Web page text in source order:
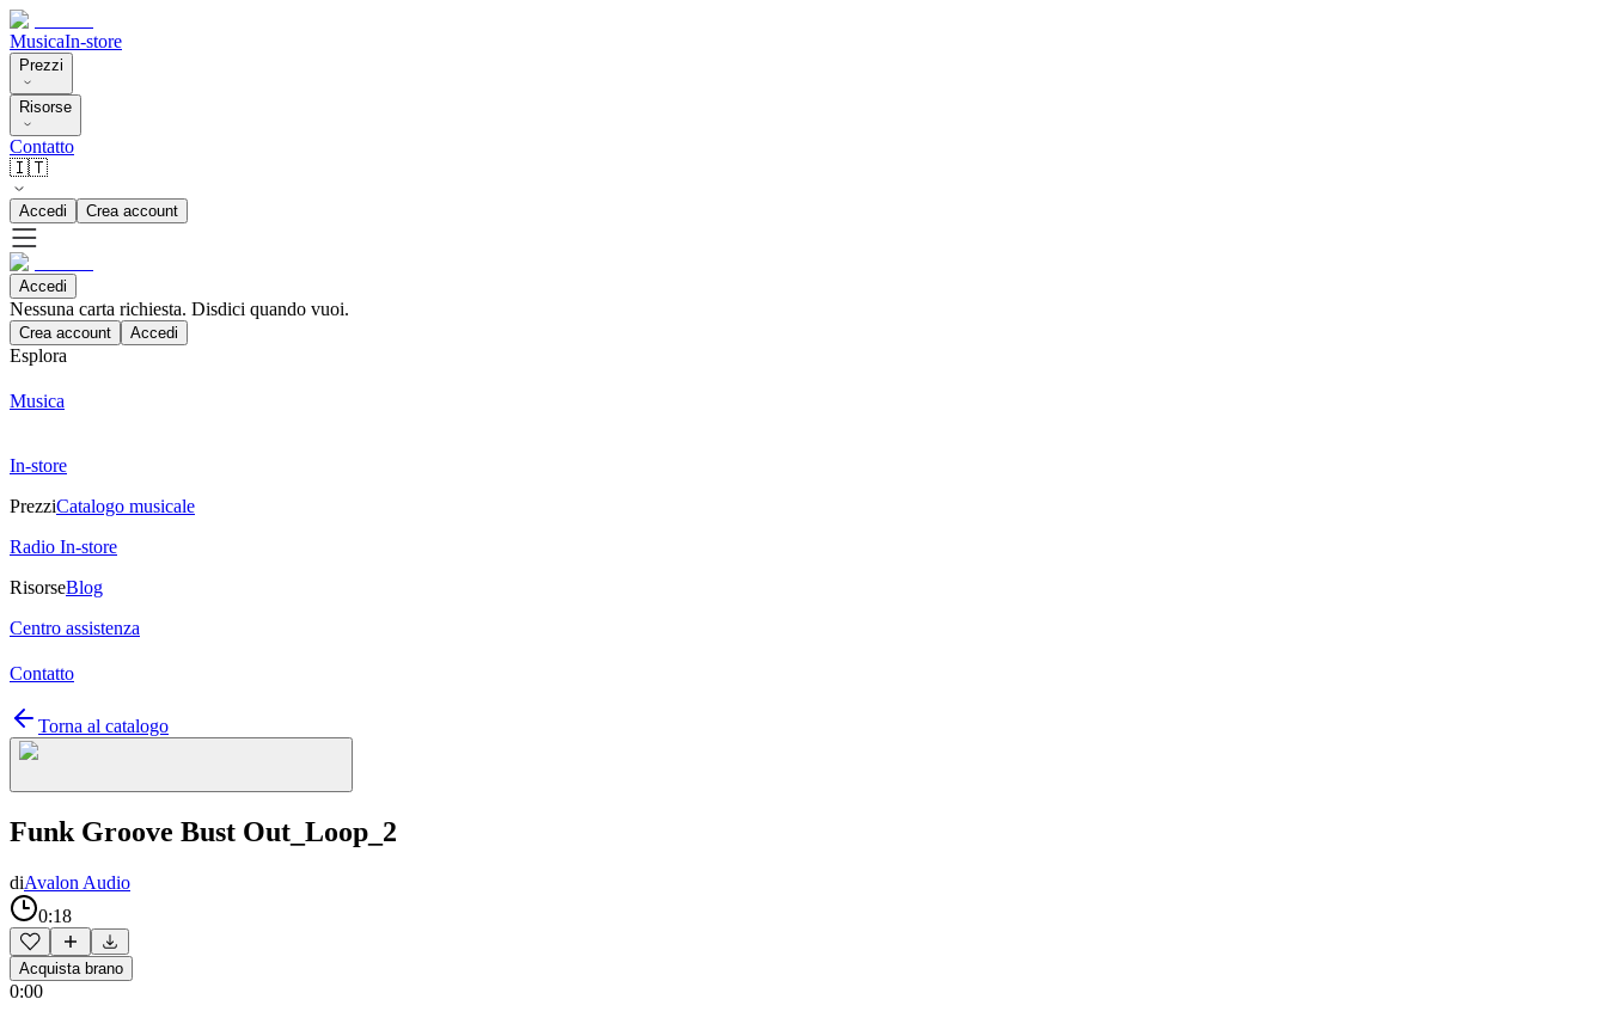
MusicaIn-store
Prezzi
Risorse
Contatto
🇮🇹
Accedi Crea account
Accedi
Nessuna carta richiesta. Disdici quando vuoi.
Crea account Accedi
Esplora
Musica
In-store
PrezziCatalogo musicale
Radio In-store
RisorseBlog
Centro assistenza
Contatto
Torna al catalogo
Funk Groove Bust Out_Loop_2
diAvalon Audio
0:18
Acquista brano
0:00